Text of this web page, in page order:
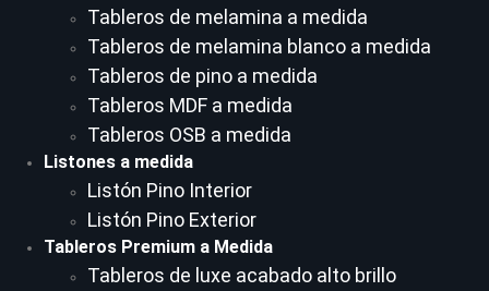
Tableros de melamina a medida
Tableros de melamina blanco a medida
Tableros de pino a medida
Tableros MDF a medida
Tableros OSB a medida
Listones a medida
Listón Pino Interior
Listón Pino Exterior
Tableros Premium a Medida
Tableros de luxe acabado alto brillo